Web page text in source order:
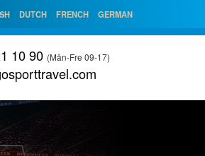
DUTCH FRENCH GERMAN
10 90 (Mån-Fre 09-17)